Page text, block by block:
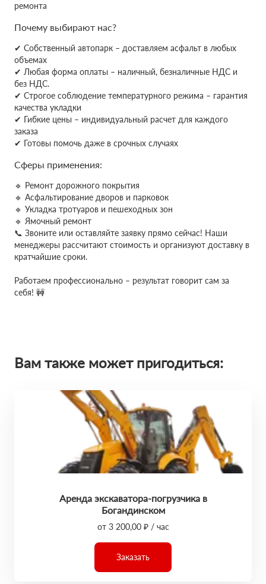
ремонта
Почему выбирают нас?
✔ Собственный автопарк – доставляем асфальт в любых
объемах
✔ Любая форма оплаты – наличный, безналичные НДС и
без НДС.
✔ Строгое соблюдение температурного режима – гарантия
качества укладки
✔ Гибкие цены – индивидуальный расчет для каждого
заказа
✔ Готовы помочь даже в срочных случаях
Сферы применения:
🔹 Ремонт дорожного покрытия
🔹 Асфальтирование дворов и парковок
🔹 Укладка тротуаров и пешеходных зон
🔹 Ямочный ремонт
📞 Звоните или оставляйте заявку прямо сейчас! Наши
менеджеры рассчитают стоимость и организуют доставку в
кратчайшие сроки.
Работаем профессионально – результат говорит сам за
себя! 🚧
Вам также может пригодиться:
Аренда экскаватора-погрузчика в
Богандинском
от 3 200,00 ₽ / час
Заказать